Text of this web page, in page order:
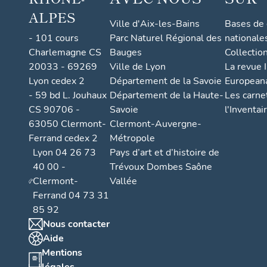
ALPES
- 101 cours
Charlemagne CS
20033 - 69269
Lyon cedex 2
- 59 bd L. Jouhaux
CS 90706 -
63050 Clermont-
Ferrand cedex 2
Lyon 04 26 73
40 00 -
Clermont-
Ferrand 04 73 31
85 92
Nous contacter
Aide
Mentions
Ville d'Aix-les-Bains
Parc Naturel Régional des
Bauges
Ville de Lyon
Département de la Savoie
Département de la Haute-
Savoie
Clermont-Auvergne-
Métropole
Pays d’art et d’histoire de
Trévoux Dombes Saône
Vallée
Bases
La revue
Les